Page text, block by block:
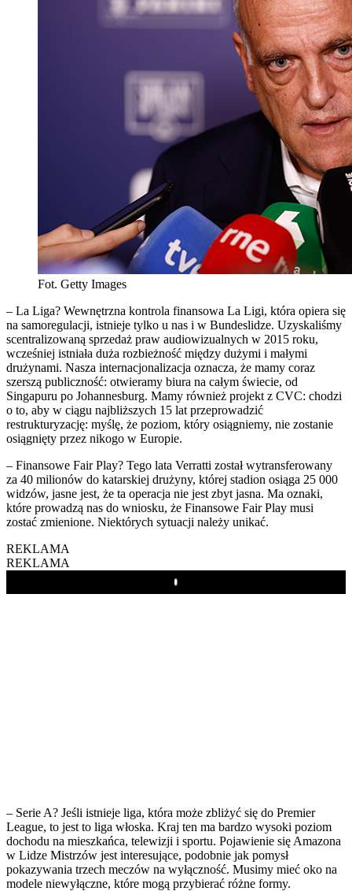
Fot. Getty Images
– La Liga? Wewnętrzna kontrola finansowa La Ligi, która opiera się
na samoregulacji, istnieje tylko u nas i w Bundeslidze. Uzyskaliśmy
scentralizowaną sprzedaż praw audiowizualnych w 2015 roku,
wcześniej istniała duża rozbieżność między dużymi i małymi
drużynami. Nasza internacjonalizacja oznacza, że mamy coraz
szerszą publiczność: otwieramy biura na całym świecie, od
Singapuru po Johannesburg. Mamy również projekt z CVC: chodzi
o to, aby w ciągu najbliższych 15 lat przeprowadzić
restrukturyzację: myślę, że poziom, który osiągniemy, nie zostanie
osiągnięty przez nikogo w Europie.
– Finansowe Fair Play? Tego lata Verratti został wytransferowany
za 40 milionów do katarskiej drużyny, której stadion osiąga 25 000
widzów, jasne jest, że ta operacja nie jest zbyt jasna. Ma oznaki,
które prowadzą nas do wniosku, że Finansowe Fair Play musi
zostać zmienione. Niektórych sytuacji należy unikać.
REKLAMA
REKLAMA
Play
– Serie A? Jeśli istnieje liga, która może zbliżyć się do Premier
League, to jest to liga włoska. Kraj ten ma bardzo wysoki poziom
dochodu na mieszkańca, telewizji i sportu. Pojawienie się Amazona
w Lidze Mistrzów jest interesujące, podobnie jak pomysł
pokazywania trzech meczów na wyłączność. Musimy mieć oko na
modele niewyłączne, które mogą przybierać różne formy.